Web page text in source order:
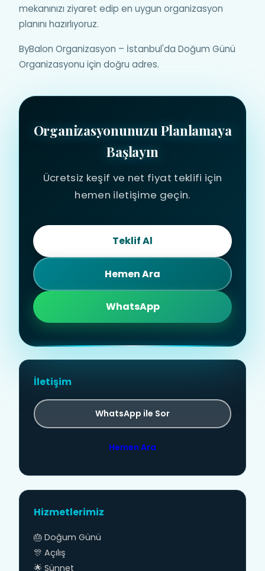
mekanınızı ziyaret edip en uygun organizasyon
planını hazırlıyoruz.
ByBalon Organizasyon – İstanbul'da Doğum Günü
Organizasyonu için doğru adres.
Organizasyonunuzu Planlamaya
Başlayın
Ücretsiz keşif ve net fiyat teklifi için
hemen iletişime geçin.
Teklif Al
Hemen Ara
WhatsApp
İletişim
WhatsApp ile Sor
Hemen Ara
Hizmetlerimiz
🎂 Doğum Günü
🎊 Açılış
🌟 Sünnet